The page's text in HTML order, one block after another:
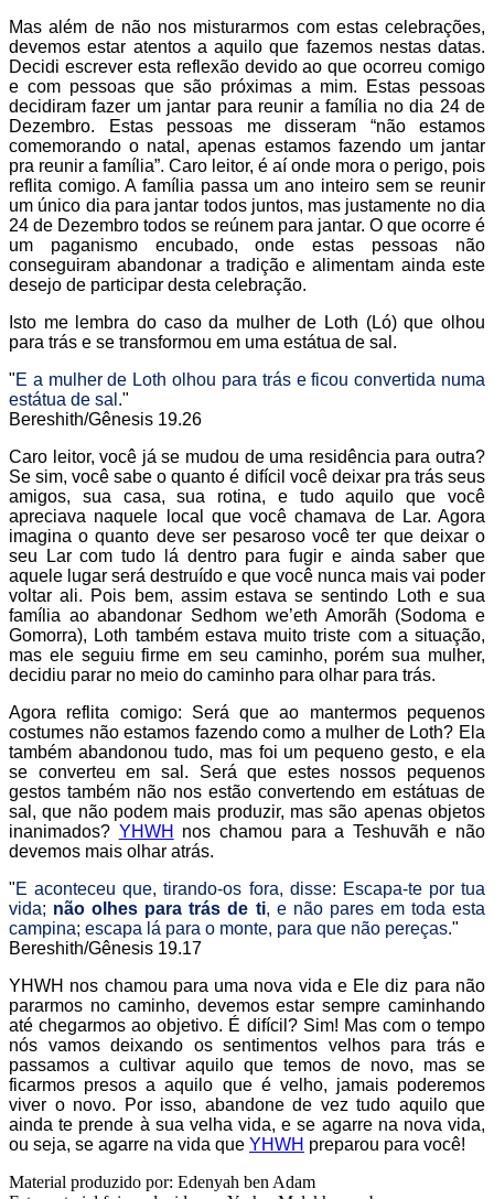
Mas além de não nos misturarmos com estas celebrações,
devemos estar atentos a aquilo que fazemos nestas datas.
Decidi escrever esta reflexão devido ao que ocorreu comigo
e com pessoas que são próximas a mim. Estas pessoas
decidiram fazer um jantar para reunir a família no dia 24 de
Dezembro. Estas pessoas me disseram “não estamos
comemorando o natal, apenas estamos fazendo um jantar
pra reunir a família”. Caro leitor, é aí onde mora o perigo, pois
reflita comigo. A família passa um ano inteiro sem se reunir
um único dia para jantar todos juntos, mas justamente no dia
24 de Dezembro todos se reúnem para jantar. O que ocorre é
um paganismo encubado, onde estas pessoas não
conseguiram abandonar a tradição e alimentam ainda este
desejo de participar desta celebração.
Isto me lembra do caso da mulher de Loth (Ló) que olhou
para trás e se transformou em uma estátua de sal.
"E a mulher de Loth olhou para trás e ficou convertida numa
estátua de sal."
Bereshith/Gênesis 19.26
Caro leitor, você já se mudou de uma residência para outra?
Se sim, você sabe o quanto é difícil você deixar pra trás seus
amigos, sua casa, sua rotina, e tudo aquilo que você
apreciava naquele local que você chamava de Lar. Agora
imagina o quanto deve ser pesaroso você ter que deixar o
seu Lar com tudo lá dentro para fugir e ainda saber que
aquele lugar será destruído e que você nunca mais vai poder
voltar ali. Pois bem, assim estava se sentindo Loth e sua
família ao abandonar Sedhom we’eth Amorãh (Sodoma e
Gomorra), Loth também estava muito triste com a situação,
mas ele seguiu firme em seu caminho, porém sua mulher,
decidiu parar no meio do caminho para olhar para trás.
Agora reflita comigo: Será que ao mantermos pequenos
costumes não estamos fazendo como a mulher de Loth? Ela
também abandonou tudo, mas foi um pequeno gesto, e ela
se converteu em sal. Será que estes nossos pequenos
gestos também não nos estão convertendo em estátuas de
sal, que não podem mais produzir, mas são apenas objetos
inanimados? YHWH
nos chamou para a Teshuvãh e não
devemos mais olhar atrás.
"E aconteceu que, tirando-os fora, disse: Escapa-te por tua
vida; não olhes para trás de ti, e não pares em toda esta
campina; escapa lá para o monte, para que não pereças."
Bereshith/Gênesis 19.17
YHWH nos chamou para uma nova vida e Ele diz para não
pararmos no caminho, devemos estar sempre caminhando
até chegarmos ao objetivo. É difícil? Sim! Mas com o tempo
nós vamos deixando os sentimentos velhos para trás e
passamos a cultivar aquilo que temos de novo, mas se
ficarmos presos a aquilo que é velho, jamais poderemos
viver o novo. Por isso, abandone de vez tudo aquilo que
ainda te prende à sua velha vida, e se agarre na nova vida,
ou seja, se agarre na vida que YHWH preparou para você!
Material produzido por: Edenyah ben Adam